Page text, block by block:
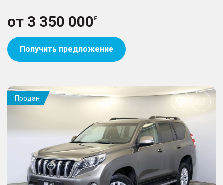
от 3 350 000
Получить предложение
Продан
Добавить
в
избранное